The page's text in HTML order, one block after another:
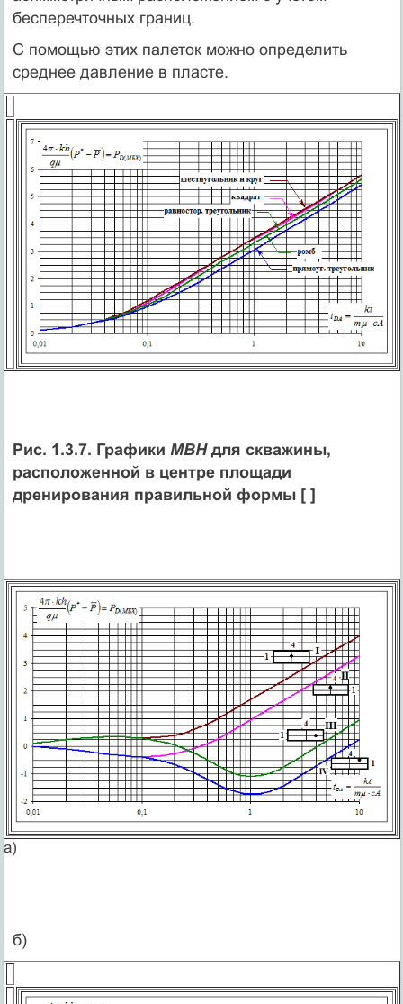
бесперечточных границ.
С помощью этих палеток можно определить
среднее давление в пласте.
Рис. 1.3.7. Графики МВНдля скважины,
расположенной в центре площади
дренирования правильной формы [ ]
а)
б)